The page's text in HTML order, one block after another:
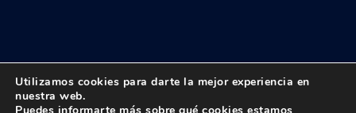
© Copyright 2018 - 2026 UPTA | Todos los derechos reservados
Utilizamos cookies para darte la mejor experiencia en
nuestra web.